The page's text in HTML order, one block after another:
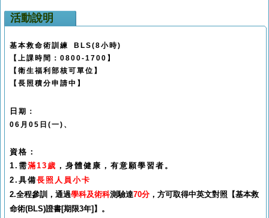
活動說明
基本救命術訓練 BLS(8小時)
【上課時間：0800-1700】
【衛生福利部核可單位】
【長照積分申請中】
日 期：
06月05日(一)、
資格：
1.需滿13歲 ，身體健康，有意願學習者。
2.具備長照人員小卡
2.全程參訓，通過學科及術科測驗達70分，方可取得中英文對照【基本救
命術(BLS)證書[期限3年]】。